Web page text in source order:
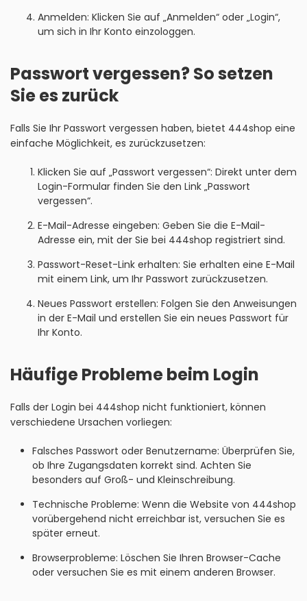
Anmelden: Klicken Sie auf „Anmelden“ oder „Login“,
um sich in Ihr Konto einzologgen.
Passwort vergessen? So setzen
Sie es zurück
Falls Sie Ihr Passwort vergessen haben, bietet 444shop eine
einfache Möglichkeit, es zurückzusetzen:
Klicken Sie auf „Passwort vergessen“: Direkt unter dem
Login-Formular finden Sie den Link „Passwort
vergessen“.
E-Mail-Adresse eingeben: Geben Sie die E-Mail-
Adresse ein, mit der Sie bei 444shop registriert sind.
Passwort-Reset-Link erhalten: Sie erhalten eine E-Mail
mit einem Link, um Ihr Passwort zurückzusetzen.
Neues Passwort erstellen: Folgen Sie den Anweisungen
in der E-Mail und erstellen Sie ein neues Passwort für
Ihr Konto.
Häufige Probleme beim Login
Falls der Login bei 444shop nicht funktioniert, können
verschiedene Ursachen vorliegen:
Falsches Passwort oder Benutzername: Überprüfen Sie,
ob Ihre Zugangsdaten korrekt sind. Achten Sie
besonders auf Groß- und Kleinschreibung.
Technische Probleme: Wenn die Website von 444shop
vorübergehend nicht erreichbar ist, versuchen Sie es
später erneut.
Browserprobleme: Löschen Sie Ihren Browser-Cache
oder versuchen Sie es mit einem anderen Browser.